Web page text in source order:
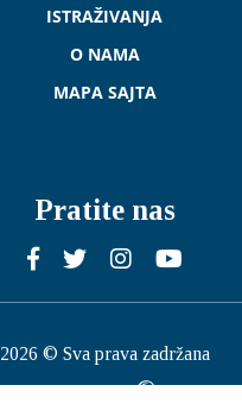
ISTRAŽIVANJA
O NAMA
MAPA SAJTA
Pratite nas
2026 © Sva prava zadržana